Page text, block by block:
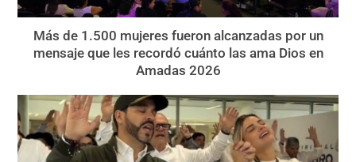
Más de 1.500 mujeres fueron alcanzadas por un
mensaje que les recordó cuánto las ama Dios en
Amadas 2026